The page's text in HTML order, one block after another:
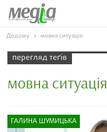
Додому мовна ситуація
перегляд теґів
мовна ситуація
ГАЛИНА ШУМИЦЬКА